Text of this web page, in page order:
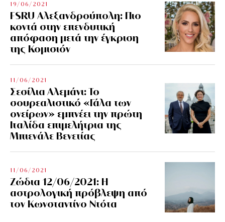
19/06/2021
FSRU Αλεξανδρούπολη: Πιο
κοντά στην επενδυτική
απόφαση μετά την έγκριση
της Κομισιόν
11/06/2021
Σεσίλια Αλεμάνι: Το
σουρεαλιστικό «Γάλα των
ονείρων» εμπνέει την πρώτη
Ιταλίδα επιμελήτρια της
Μπιενάλε Βενετίας
11/06/2021
Ζώδια 12/06/2021: Η
αστρολογική πρόβλεψη από
τον Κωνσταντίνο Ντότα